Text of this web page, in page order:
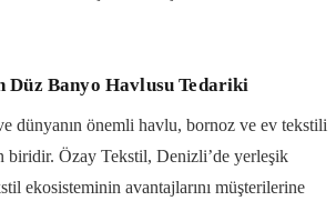
Düz Banyo Havlusu Tedariki
dünyanın önemli havlu, bornoz ve ev tekstili
biridir. Özay Tekstil, Denizli’de yerleşik
ekosisteminin avantajlarını müşterilerine